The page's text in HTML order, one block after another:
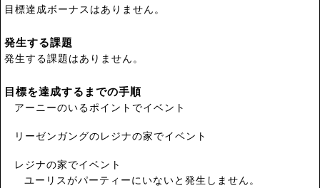
目標達成ボーナスはありません。
発生する課題
発生する課題はありません。
目標を達成するまでの手順
アーニーのいるポイントでイベント
リーゼンガングのレジナの家でイベント
レジナの家でイベント
ユーリスがパーティーにいないと発生しません。